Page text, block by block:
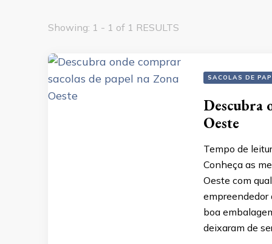
Showing: 1 - 1 of 1 RESULTS
SACOLAS DE
Descubra
Oeste
Tempo de
Conheça as
Oeste com
empreendedor
boa
deixaram de